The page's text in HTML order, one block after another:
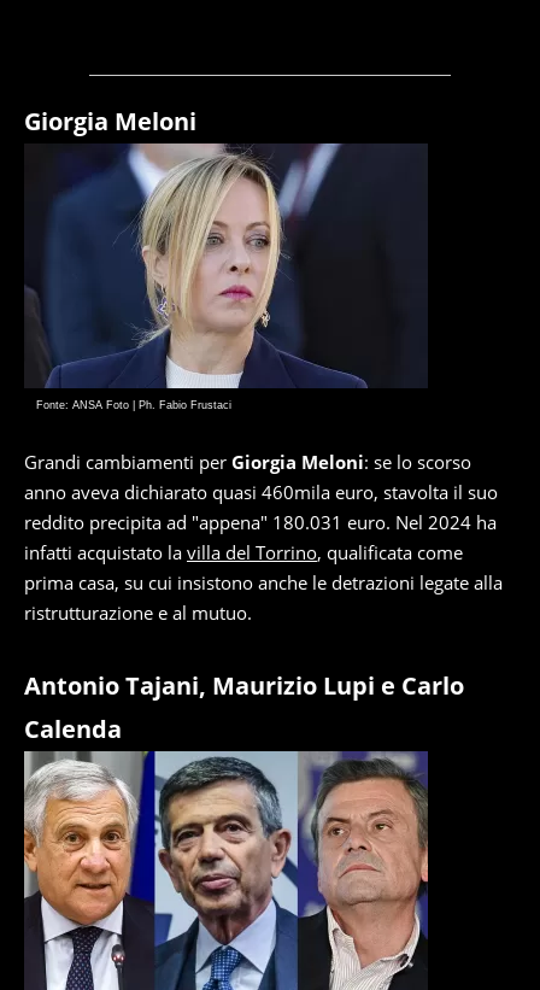
Giorgia Meloni
Fonte: ANSA Foto | Ph. Fabio Frustaci
Grandi cambiamenti per Giorgia Meloni: se lo scorso
anno aveva dichiarato quasi 460mila euro, stavolta il suo
reddito precipita ad "appena" 180.031 euro. Nel 2024 ha
infatti acquistato la villa del Torrino, qualificata come
prima casa, su cui insistono anche le detrazioni legate alla
ristrutturazione e al mutuo.
Antonio Tajani, Maurizio Lupi e Carlo
Calenda